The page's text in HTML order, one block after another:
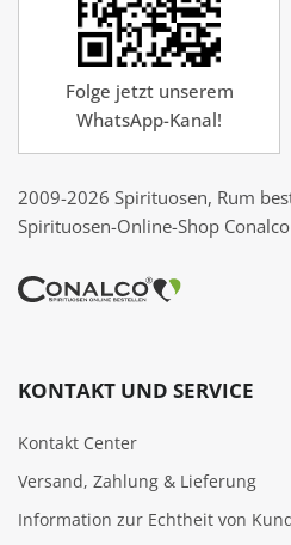
Folge jetzt unserem
WhatsApp-Kanal!
2009-2026 Spirituosen, Rum
Spirituosen-Online-Shop
KONTAKT UND SERVICE
Kontakt Center
Versand, Zahlung & Lieferung
Information zur Echtheit von